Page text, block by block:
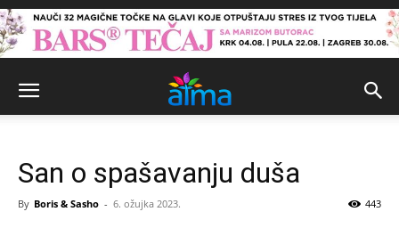
San o spašavanju duša
By Boris & Sasho - 6. ožujka 2023. 443